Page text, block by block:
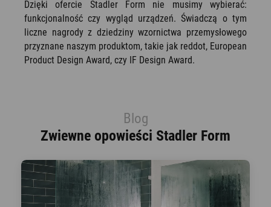
Dzięki ofercie Stadler Form nie musimy wybierać:
funkcjonalność czy wygląd urządzeń. Świadczą o tym
liczne nagrody z dziedziny wzornictwa przemysłowego
przyznane naszym produktom, takie jak reddot, European
Product Design Award, czy IF Design Award.
Blog
Zwiewne opowieści Stadler Form